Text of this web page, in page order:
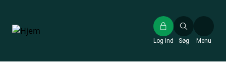
hovedindhold
Søg
Log ind Menu